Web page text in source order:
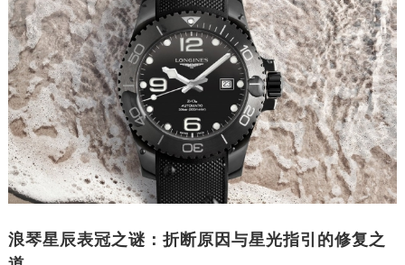
浪琴星辰表冠之谜：折断原因与星光指引的修复之